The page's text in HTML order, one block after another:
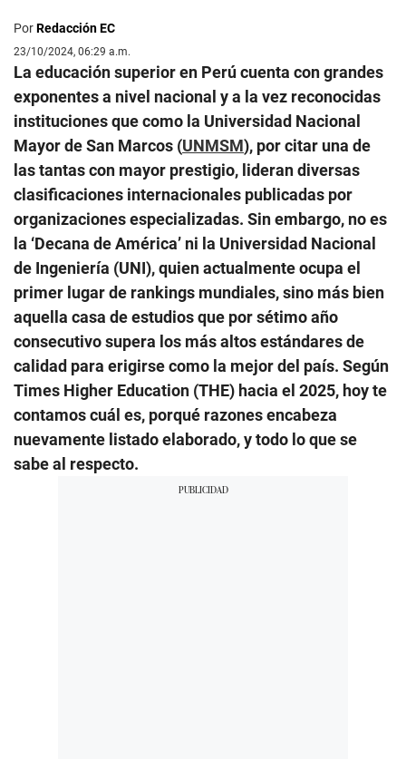
PorRedacción EC
23/10/2024, 06:29 a.m.
La educación superior en Perú cuenta con grandes
exponentes a nivel nacional y a la vez reconocidas
instituciones que como la Universidad Nacional
Mayor de San Marcos (UNMSM), por citar una de
las tantas con mayor prestigio, lideran diversas
clasificaciones internacionales publicadas por
organizaciones especializadas. Sin embargo, no es
la ‘Decana de América’ ni la Universidad Nacional
de Ingeniería (UNI), quien actualmente ocupa el
primer lugar de rankings mundiales, sino más bien
aquella casa de estudios que por sétimo año
consecutivo supera los más altos estándares de
calidad para erigirse como la mejor del país. Según
Times Higher Education (THE) hacia el 2025, hoy te
contamos cuál es, porqué razones encabeza
nuevamente listado elaborado, y todo lo que se
sabe al respecto.